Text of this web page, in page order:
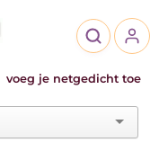
voeg je netgedicht toe